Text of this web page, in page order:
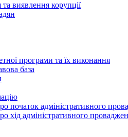
виявлення корупції
програми та їх виконання
база
початок адміністративного
хід адміністративного